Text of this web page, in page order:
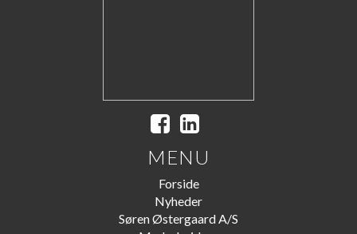
MENU
Forside
Nyheder
Søren Østergaard A/S